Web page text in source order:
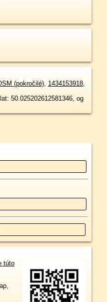
(pokročilé), 1434153918,
50.025202612581346, og
túto